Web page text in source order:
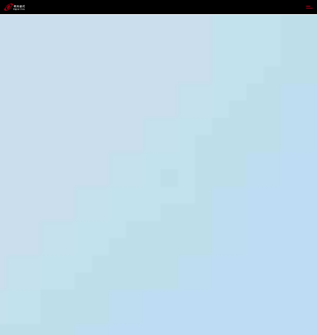
EZpay